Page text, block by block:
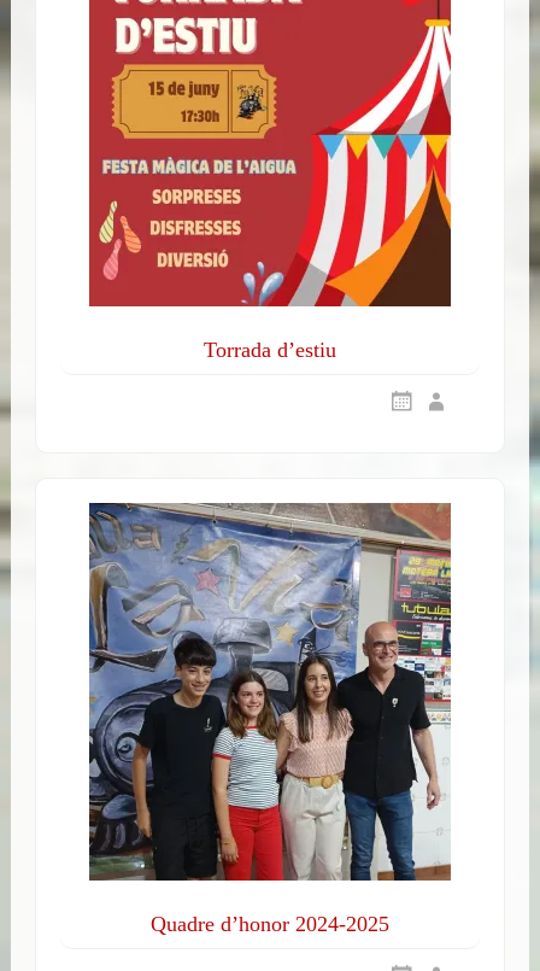
Torrada d’estiu
Quadre d’honor 2024-2025